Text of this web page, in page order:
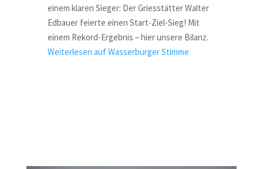
einem klaren Sieger: Der Griesstätter Walter
Edbauer feierte einen Start-Ziel-Sieg! Mit
einem Rekord-Ergebnis – hier unsere Bilanz.
Weiterlesen auf Wasserburger Stimme